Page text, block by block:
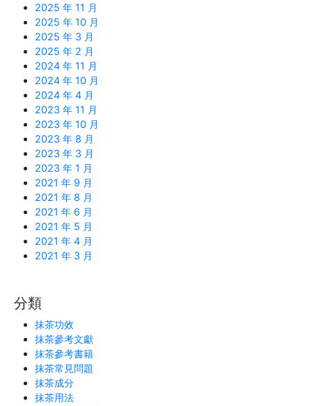
2025 年 11 月
2025 年 10 月
2025 年 3 月
2025 年 2 月
2024 年 11 月
2024 年 10 月
2024 年 4 月
2023 年 11 月
2023 年 10 月
2023 年 8 月
2023 年 3 月
2023 年 1 月
2021 年 9 月
2021 年 8 月
2021 年 6 月
2021 年 5 月
2021 年 4 月
2021 年 3 月
分類
抹茶功效
抹茶參考文獻
抹茶參考書籍
抹茶常見問題
抹茶成分
抹茶用法